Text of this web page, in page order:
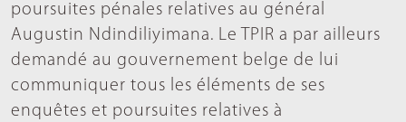
poursuites pénales relatives au général
Augustin Ndindiliyimana. Le TPIR a par ailleurs
demandé au gouvernement belge de lui
communiquer tous les éléments de ses
enquêtes et poursuites relatives à